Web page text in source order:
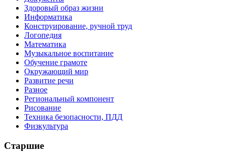
Здоровый образ жизни
Информатика
Конструирование, ручной труд
Логопедия
Математика
Музыкальное воспитание
Обучение грамоте
Окружающий мир
Развитие речи
Разное
Региональный компонент
Рисование
Техника безопасности, ПДД
Физкультура
Старшие